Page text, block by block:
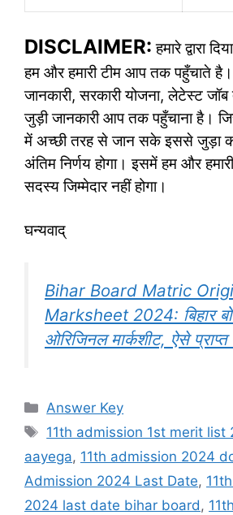
DISCLAIMER: हमारे द्वारा
हम और हमारी टीम आप तक पहुँचाते है।
जानकारी, सरकारी योजना, लेटेस्ट
जुड़ी जानकारी आप तक पहुँचाना है।
में अच्छी तरह से जान सके इससे जुड़ा
अंतिम निर्णय होगा। इसमें हम और
सदस्य जिम्मेदार नहीं होगा।
घन्यवाद्
Bihar Board Matric
Marksheet 2024: बिहार
ओरिजिनल मार्कशीट, ऐसे
Categories
Answer Key
Tags
11th admission 1st merit list
aayega, 11th admission 2024
Admission 2024 Last Date,
2024 last date bihar board,